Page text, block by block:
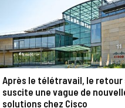
Après le télétravail, le retour
suscite une vague de
solutions chez Cisco